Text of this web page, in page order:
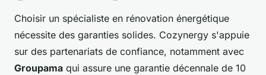
Choisir un spécialiste en rénovation énergétique
nécessite des garanties solides. Cozynergy s'appuie
sur des partenariats de confiance, notamment avec
Groupama qui assure une garantie décennale de 10